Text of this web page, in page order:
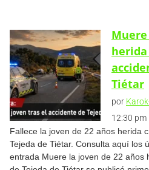
Tiétar
por
12:30 pm
Fallece la joven de 22 años herida
Tejeda de Tiétar. Consulta aquí los
entrada Muere la joven de 22 años